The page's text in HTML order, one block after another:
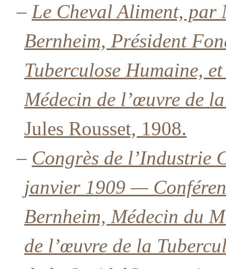
– Le Cheval Aliment, par
Bernheim, Président
Tuberculose Humaine,
Médecin de l’œuvre de
Jules Rousset, 1908.
– Congrès de l’Industrie
janvier 1909 —
Bernheim, Médecin du
de l’œuvre de la